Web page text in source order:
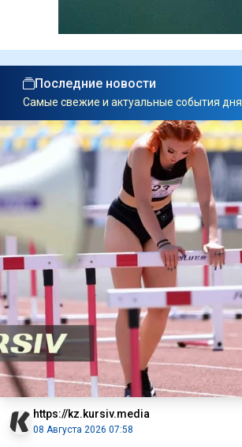
Последние новости
Самые свежие и актуальные события дня
https://kz.kursiv.media
08 Августа 2026 07:58